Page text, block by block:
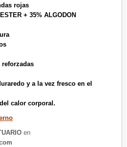
rojas
+ 35% ALGODON
reforzadas
y a la vez fresco en el
calor corporal.
en